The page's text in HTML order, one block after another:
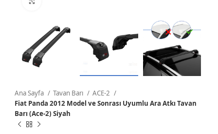
Ana Sayfa Tavan Barı
ACE-2
Fiat Panda 2012 Model ve Sonrası Uyumlu Ara Atkı Tavan
Barı (Ace-2) Siyah